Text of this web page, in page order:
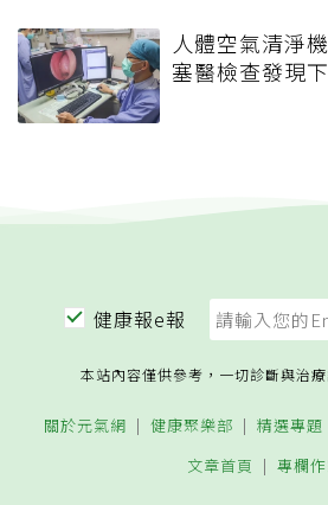
人體空氣清淨
塞醫檢查發現
健康報e報
本站內容僅供參考，一切診斷與治
關於元氣網 健康聚樂部 精選專題
文章首頁
專欄